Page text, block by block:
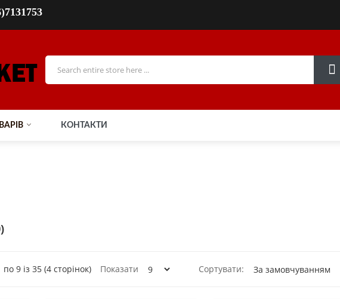
КОНТАКТИ
9 із 35 (4 сторінок) Сортувати:
Показати